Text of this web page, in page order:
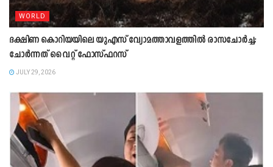
WORLD
ദക്ഷിണ കൊറിയയിലെ യുഎസ് വ്യോമത്താവളത്തിൽ രാസചോർച്ച;
ചോർന്നത് വൈറ്റ് ഫോസ്ഫറസ്
JULY 29, 2026